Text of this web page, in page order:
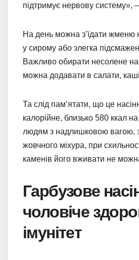
підтримує нервову систему», –
На день можна з’їдати жменю
у сирому або злегка
Важливо обирати несолене
можна додавати в салати,
Та слід пам’ятати, що це
калорійне, близько 580 ккал
людям з надлишковою вагою,
жовчного міхура, при
каменів його вживати не
Гарбузове
чоловіче
імунітет